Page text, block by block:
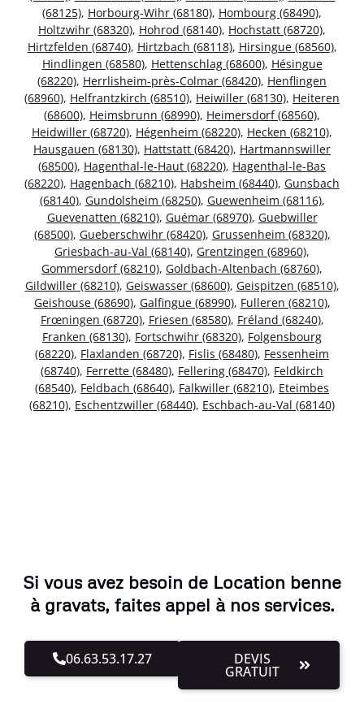
(68125), Horbourg-Wihr (68180), Hombourg (68490),
Holtzwihr (68320), Hohrod (68140), Hochstatt (68720),
Hirtzfelden (68740), Hirtzbach (68118), Hirsingue (68560),
Hindlingen (68580), Hettenschlag (68600), Hésingue
(68220), Herrlisheim-près-Colmar (68420), Henflingen
(68960), Helfrantzkirch (68510), Heiwiller (68130), Heiteren
(68600), Heimsbrunn (68990), Heimersdorf (68560),
Heidwiller (68720), Hégenheim (68220), Hecken (68210),
Hausgauen (68130), Hattstatt (68420), Hartmannswiller
(68500), Hagenthal-le-Haut (68220), Hagenthal-le-Bas
(68220), Hagenbach (68210), Habsheim (68440), Gunsbach
(68140), Gundolsheim (68250), Guewenheim (68116),
Guevenatten (68210), Guémar (68970), Guebwiller
(68500), Gueberschwihr (68420), Grussenheim (68320),
Griesbach-au-Val (68140), Grentzingen (68960),
Gommersdorf (68210), Goldbach-Altenbach (68760),
Gildwiller (68210), Geiswasser (68600), Geispitzen (68510),
Geishouse (68690), Galfingue (68990), Fulleren (68210),
Frœningen (68720), Friesen (68580), Fréland (68240),
Franken (68130), Fortschwihr (68320), Folgensbourg
(68220), Flaxlanden (68720), Fislis (68480), Fessenheim
(68740), Ferrette (68480), Fellering (68470), Feldkirch
(68540), Feldbach (68640), Falkwiller (68210), Eteimbes
(68210), Eschentzwiller (68440), Eschbach-au-Val (68140)
Si vous avez besoin de Location benne
à gravats, faites appel à nos services.
06.63.53.17.27 DEVIS
GRATUIT